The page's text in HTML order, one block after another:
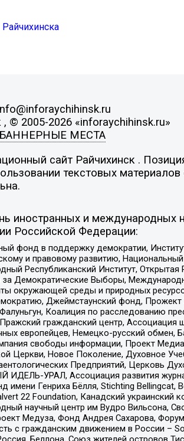
, © 2005-2026 «inforaychihinsk.ru»
МЕСТА
сайт Райчихинск .
текстовых
иностранных и международных
Российской Федерации:
фонд в поддержку демократии,
и правовому развитию, Национальный
Республиканский Институт, Открытая
Демократические Выборы,
окружающей среды и природных
Джеймстаунский фонд, Прожект
Коалиция по расследованию
гражданский центр,
европейцев, Немецко-русский
свободы информации, Проект
Церкви, Новое Поколение, Духовное
Предприятий, Церковь
УРАЛ, Ассоциация развития
имени Генриха Бёлля, Stichting Bellingcat,
22 Foundation, Канадский
научный центр им Вудро Вильсона,
Медуза, Фонд Андрея Сахарова,
с гражданским движением в России –